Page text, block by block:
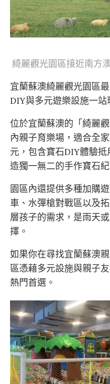
綺麗觀光園區接近南方
宜蘭蘇澳綺麗觀光園區
DIY與多元遊樂設施一站
位於宜蘭蘇澳的「綺麗
內親子育樂場，適合全
元，包含寶石DIY體驗
造獨一無二的手作寶石紀
園區內還提供多種加購
車、水彈槍對戰區以及
層孩子的需求，是雨天
擇。
如果你在尋找宜蘭蘇澳
區憑藉多元設施與親子
熱門首選。